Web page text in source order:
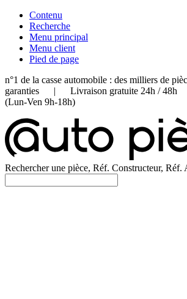
Contenu
Recherche
Menu principal
Menu client
Pied de page
n°1 de la casse automobile : des milliers de
garanties | Livraison gratuite 24h /
(Lun-Ven 9h-18h)
Rechercher une pièce, Réf. Constructeur, Réf.